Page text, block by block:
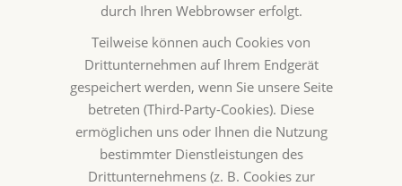
durch Ihren Webbrowser erfolgt.
Teilweise können auch Cookies von
Drittunternehmen auf Ihrem Endgerät
gespeichert werden, wenn Sie unsere Seite
betreten (Third-Party-Cookies). Diese
ermöglichen uns oder Ihnen die Nutzung
bestimmter Dienstleistungen des
Drittunternehmens (z. B. Cookies zur